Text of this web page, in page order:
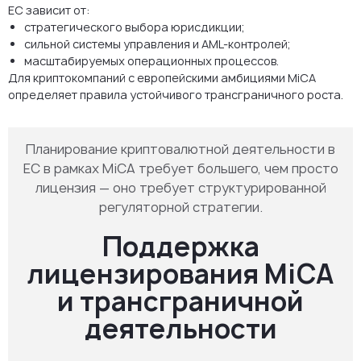
ЕС зависит от:
стратегического выбора юрисдикции;
сильной системы управления и AML-контролей;
масштабируемых операционных процессов.
Для криптокомпаний с европейскими амбициями MiCA
определяет правила устойчивого трансграничного роста.
Планирование криптовалютной деятельности в
ЕС в рамках MiCA требует большего, чем просто
лицензия — оно требует структурированной
регуляторной стратегии.
Поддержка
лицензирования MiCA
и трансграничной
деятельности